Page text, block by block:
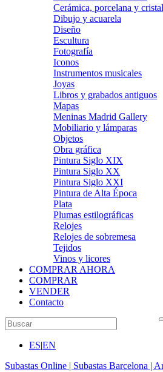
Cerámica, porcelana y cristal
Dibujo y acuarela
Diseño
Escultura
Fotografía
Iconos
Instrumentos musicales
Joyas
Libros y grabados antiguos
Mapas
Meninas Madrid Gallery
Mobiliario y lámparas
Objetos
Obra gráfica
Pintura Siglo XIX
Pintura Siglo XX
Pintura Siglo XXI
Pintura de Alta Época
Plata
Plumas estilográficas
Relojes
Relojes de sobremesa
Tejidos
Vinos y licores
COMPRAR AHORA
COMPRAR
VENDER
Contacto
ES|EN
Subastas Online | Subastas Barcelona |